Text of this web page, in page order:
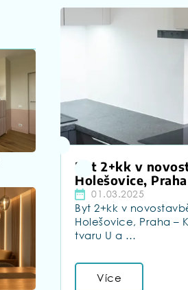
Byt 2+kk v
Holešovice, Praha
01.03.2025
Byt 2+kk v
Holešovice, Praha –
tvaru U a …
Více